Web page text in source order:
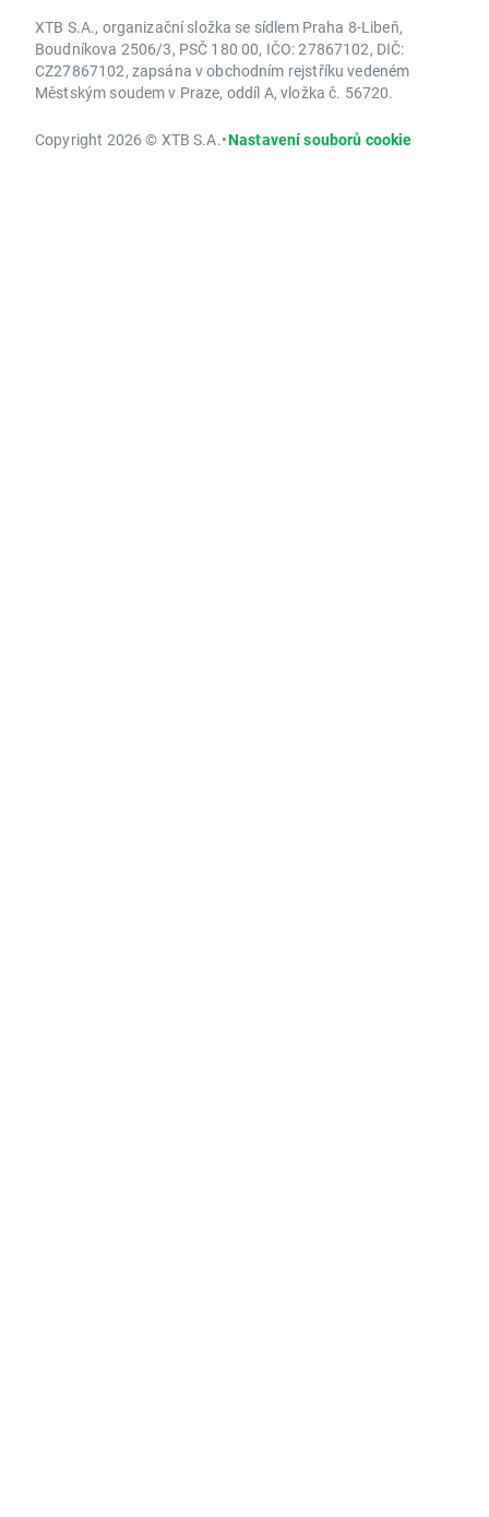
XTB S.A., organizační složka se sídlem Praha 8-Libeň,
Boudníkova 2506/3, PSČ 180 00, IČO: 27867102, DIČ:
CZ27867102, zapsána v obchodním rejstříku vedeném
Městským soudem v Praze, oddíl A, vložka č. 56720.
Copyright 2026 © XTB S.A.•Nastavení souborů cookie